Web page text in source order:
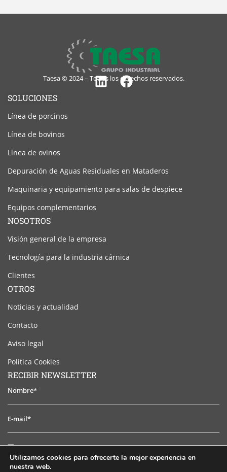
Taesa © 2024 – Todos los derechos reservados.
SOLUCIONES
Línea de porcinos
Línea de bovinos
Línea de ovinos
Depuración de Aguas Residuales en Mataderos
Maquinaria y equipamiento para salas de despiece
Equipos complementarios
NOSOTROS
Visión general de la empresa
Tecnología para la industria cárnica
Clientes
OTROS
Noticias y actualidad
Contacto
Aviso legal
Política Cookies
RECIBIR NEWSLETTER
Nombre*
E-
He
leido
y
He leido y acepto el aviso legal
Utilizamos cookies para ofrecerte la mejor experiencia en
nuestra web.